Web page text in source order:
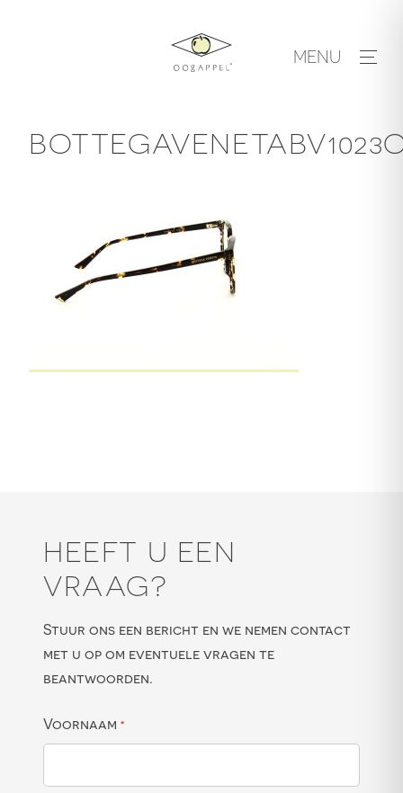
MENU
HEEFT U EEN
VRAAG?
Stuur ons een bericht en we nemen contact
met u op om eventuele vragen te
beantwoorden.
Voornaam *